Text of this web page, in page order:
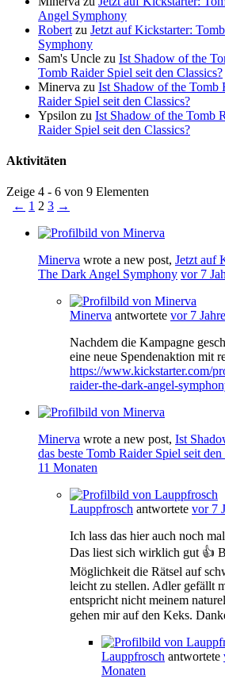
Angel Symphony
Robert zu Jetzt auf Kickstarter:
Symphony
Sam's Uncle zu Ist Shadow of the
Tomb Raider Spiel seit den Classics?
Minerva zu Ist Shadow of the Tomb
Raider Spiel seit den Classics?
Ypsilon zu Ist Shadow of the Tomb
Raider Spiel seit den Classics?
Aktivitäten
Zeige 4 - 6 von 9 Elementen
← 1 2 3 →
Minerva wrote a new post, Jetzt auf
The Dark Angel Symphony vor 7
Minerva antwortete vor 7
Nachdem die Kampagne
eine neue Spendenaktion mit
https://www.kickstarter.com/
raider-the-dark-angel-
Minerva wrote a new post, Ist
das beste Tomb Raider Spiel seit den
11 Monaten
Lauppfrosch antwortete vor 7
Ich lass das hier auch noch
Das liest sich wirklich gut 👍
Möglichkeit die Rätsel auf
leicht zu stellen. Adler gefällt
entspricht nicht meinem
gehen mir auf den Keks.
Lauppfrosch antwortete
Monaten